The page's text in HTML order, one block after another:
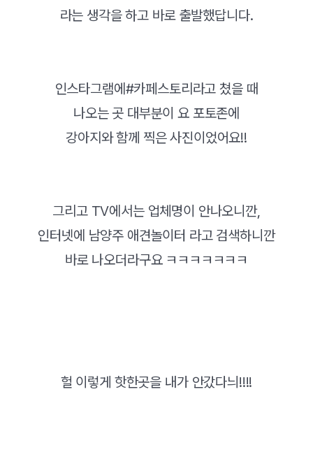
라는 생각을 하고 바로 출발했답니다.
인스타그램에#카페스토리라고 쳤을 때
나오는 곳 대부분이 요 포토존에
강아지와 함께 찍은 사진이었어요!!
그리고 TV에서는 업체명이 안나오니깐,
인터넷에 남양주 애견놀이터 라고 검색하니깐
바로 나오더라구요 ㅋㅋㅋㅋㅋㅋㅋ
헐 이렇게 핫한곳을 내가 안갔다늬!!!!